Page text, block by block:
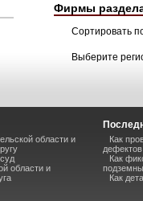
Фирмы
Сортировать
Выберите
области и
области и
Как
Как
Как